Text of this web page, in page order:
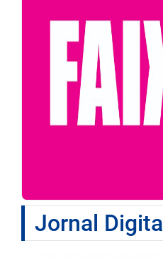
Jornal Digital